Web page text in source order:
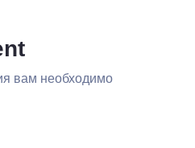
вам необходимо